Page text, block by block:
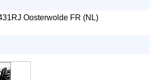
Oosterwolde FR (NL)